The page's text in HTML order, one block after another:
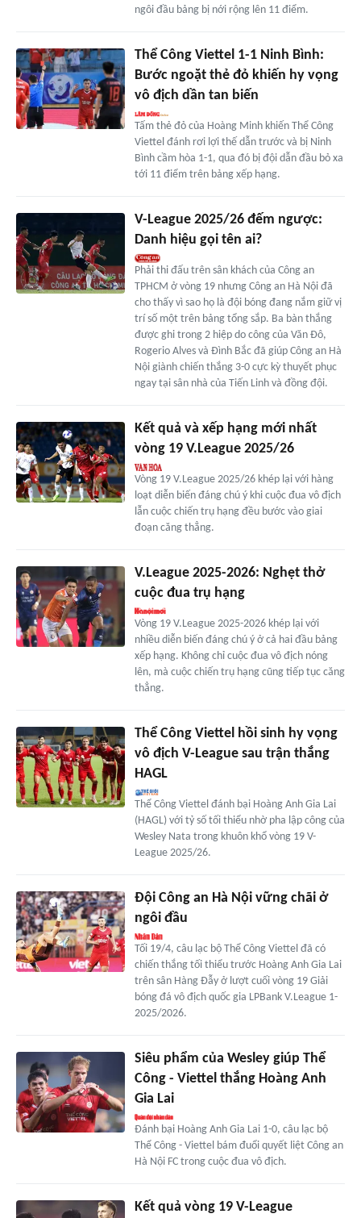
ngôi đầu bảng bị nới rộng lên 11 điểm.
Thể Công Viettel 1-1 Ninh Bình:
Bước ngoặt thẻ đỏ khiến hy vọng
vô địch dần tan biến
Tấm thẻ đỏ của Hoàng Minh khiến Thể Công
Viettel đánh rơi lợi thế dẫn trước và bị Ninh
Bình cầm hòa 1-1, qua đó bị đội dẫn đầu bỏ xa
tới 11 điểm trên bảng xếp hạng.
V-League 2025/26 đếm ngược:
Danh hiệu gọi tên ai?
Phải thi đấu trên sân khách của Công an
TPHCM ở vòng 19 nhưng Công an Hà Nội đã
cho thấy vì sao họ là đội bóng đang nắm giữ vị
trí số một trên bảng tổng sắp. Ba bàn thắng
được ghi trong 2 hiệp do công của Văn Đô,
Rogerio Alves và Đình Bắc đã giúp Công an Hà
Nội giành chiến thắng 3-0 cực kỳ thuyết phục
ngay tại sân nhà của Tiến Linh và đồng đội.
Kết quả và xếp hạng mới nhất
vòng 19 V.League 2025/26
Vòng 19 V.League 2025/26 khép lại với hàng
loạt diễn biến đáng chú ý khi cuộc đua vô địch
lẫn cuộc chiến trụ hạng đều bước vào giai
đoạn căng thẳng.
V.League 2025-2026: Nghẹt thở
cuộc đua trụ hạng
Vòng 19 V.League 2025-2026 khép lại với
nhiều diễn biến đáng chú ý ở cả hai đầu bảng
xếp hạng. Không chỉ cuộc đua vô địch nóng
lên, mà cuộc chiến trụ hạng cũng tiếp tục căng
thẳng.
Thể Công Viettel hồi sinh hy vọng
vô địch V-League sau trận thắng
HAGL
Thể Công Viettel đánh bại Hoàng Anh Gia Lai
(HAGL) với tỷ số tối thiểu nhờ pha lập công của
Wesley Nata trong khuôn khổ vòng 19 V-
League 2025/26.
Đội Công an Hà Nội vững chãi ở
ngôi đầu
Tối 19/4, câu lạc bộ Thể Công Viettel đã có
chiến thắng tối thiểu trước Hoàng Anh Gia Lai
trên sân Hàng Đẫy ở lượt cuối vòng 19 Giải
bóng đá vô địch quốc gia LPBank V.League 1-
2025/2026.
Siêu phẩm của Wesley giúp Thể
Công - Viettel thắng Hoàng Anh
Gia Lai
Đánh bại Hoàng Anh Gia Lai 1-0, câu lạc bộ
Thể Công - Viettel bám đuổi quyết liệt Công an
Hà Nội FC trong cuộc đua vô địch.
Kết quả vòng 19 V-League